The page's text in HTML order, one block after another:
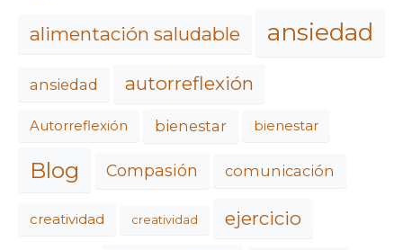
alimentación saludable ansiedad
ansiedad autorreflexión
Autorreflexión bienestar bienestar
Blog Compasión comunicación
creatividad creatividad ejercicio